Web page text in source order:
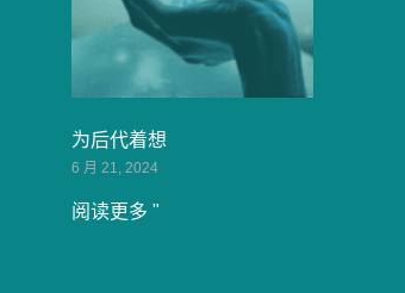
为后代着想
6 月 21, 2024
阅读更多 "